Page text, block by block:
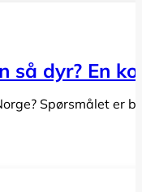
så dyr? En
Spørsmålet er